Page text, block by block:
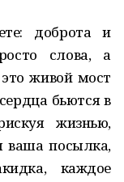
доброта и
слова, а
живой мост
бьются в
жизнью,
ваша посылка,
каждое